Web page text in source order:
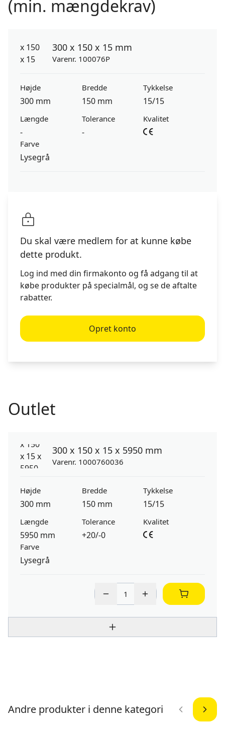
(min. mængdekrav)
300 x 150 x 15 mm
Varenr. 100076P
Højde
300 mm
Bredde
150 mm
Tykkelse
15/15
Længde
-
Tolerance
-
Kvalitet
Farve
Lysegrå
Du skal være medlem for at kunne købe
dette produkt.
Log ind med din firmakonto og få adgang til at
købe produkter på specialmål, og se de aftalte
rabatter.
Opret konto
Outlet
300 x 150 x 15 x 5950 mm
Varenr. 1000760036
Højde
300 mm
Bredde
150 mm
Tykkelse
15/15
Længde
5950 mm
Tolerance
+20/-0
Kvalitet
Farve
Lysegrå
Andre produkter i denne kategori